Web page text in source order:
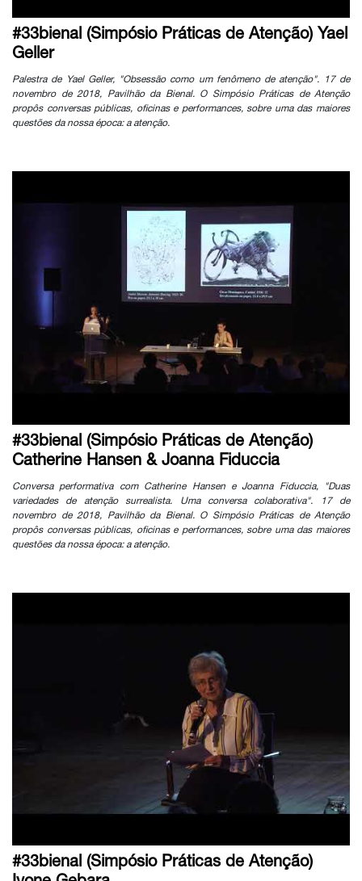
#33bienal (Simpósio Práticas de Atenção) Yael
Geller
Palestra de Yael Geller, "Obsessão como um fenômeno de atenção". 17 de
novembro de 2018, Pavilhão da Bienal. O Simpósio Práticas de Atenção
propôs conversas públicas, oficinas e performances, sobre uma das maiores
questões da nossa época: a atenção.
#33bienal (Simpósio Práticas de Atenção)
Catherine Hansen & Joanna Fiduccia
Conversa performativa com Catherine Hansen e Joanna Fiduccia, "Duas
variedades de atenção surrealista. Uma conversa colaborativa". 17 de
novembro de 2018, Pavilhão da Bienal. O Simpósio Práticas de Atenção
propôs conversas públicas, oficinas e performances, sobre uma das maiores
questões da nossa época: a atenção.
#33bienal (Simpósio Práticas de Atenção)